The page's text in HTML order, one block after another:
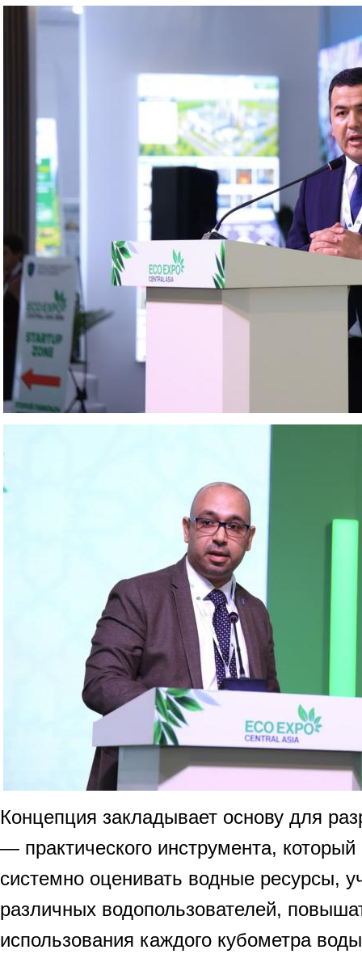
Концепция закладывает основу для
— практического инструмента,
системно оценивать водные ресурсы,
различных водопользователей,
использования каждого кубометра